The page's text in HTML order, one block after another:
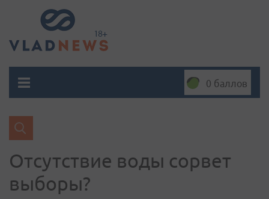
0 баллов
Отсутствие воды сорвет
выборы?